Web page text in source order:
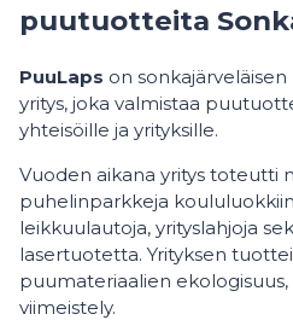
puutuotteita
PuuLaps on sonkajärveläisen
yritys, joka valmistaa
yhteisöille ja yrityksille.
Vuoden aikana yritys toteutti
puhelinparkkeja
leikkuulautoja, yrityslahjoja
lasertuotetta. Yrityksen
puumateriaalien ekologisuus,
viimeistely.